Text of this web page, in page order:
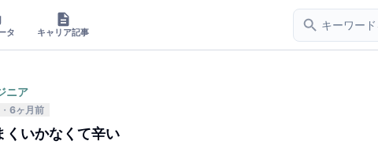
タ キャリア記事
ニア
6ヶ月前
くいかなくて辛い